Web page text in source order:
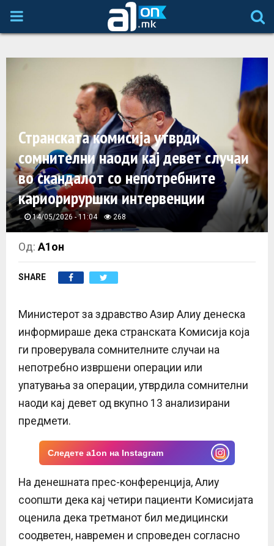
P
R
Y
M
E
N
U
Странската комисија утврди
сомнителни наоди кај девет случаи
во скандалот со непотребните
кариорируршки интервенции
14/05/2026 - 11:04 268
Од:А1он
SHARE
Министерот за здравство Азир Алиу денеска
информираше дека странската Комисија која
ги проверувала сомнителните случаи на
непотребно извршени операции или
упатувања за операции, утврдила сомнителни
наоди кај девет од вкупно 13 анализирани
предмети.
Следете a1on на Instagram
На денешната прес-конференција, Алиу
соопшти дека кај четири пациенти Комисијата
оценила дека третманот бил медицински
соодветен, навремен и спроведен согласно